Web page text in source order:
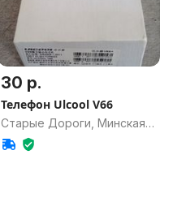
30 р.
Телефон Ulcool V66
Старые Дороги, Минская
обл.